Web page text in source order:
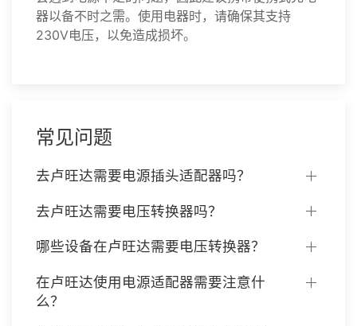
器以备不时之需。使用电器时，请确保其支持
230V电压，以免造成损坏。
常见问题
去卢旺达需要电源插头适配器吗？
去卢旺达需要电压转换器吗？
哪些设备在卢旺达需要电压转换器？
在卢旺达使用电源适配器需要注意什
么？